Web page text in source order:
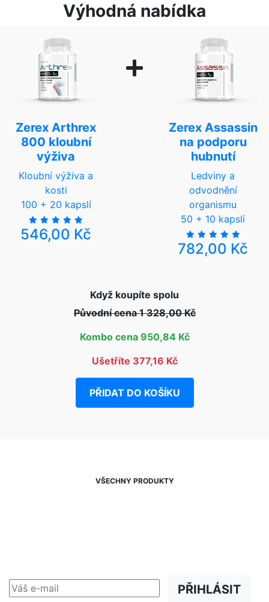
Výhodná nabídka
Zerex Arthrex
800 kloubní
výživa
Kloubní výživa a
kosti
100 + 20 kapslí
546,00 Kč
Zerex Assassin
na podporu
hubnutí
Ledviny a
odvodnění
organismu
50 + 10 kapslí
782,00 Kč
Když koupíte spolu
Původní cena 1 328,00 Kč
Kombo cena 950,84 Kč
Ušetříte 377,16 Kč
PŘIDAT DO KOŠÍKU
VŠECHNY PRODUKTY
PŘIHLÁSIT